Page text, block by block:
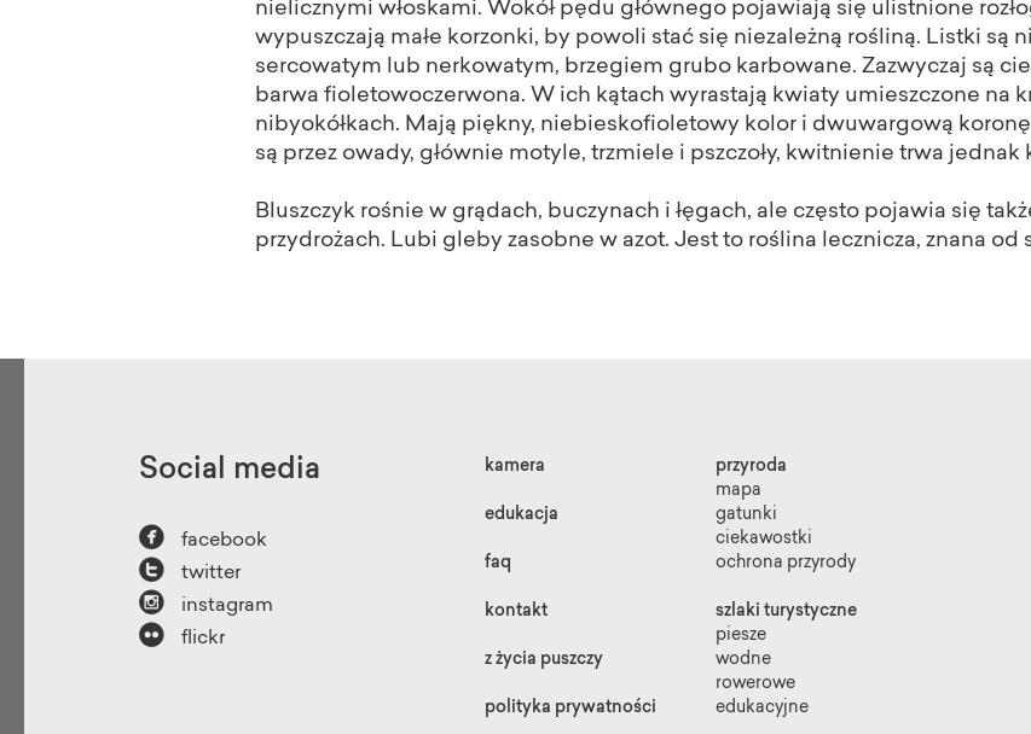
nielicznymi włoskami. Wokół pędu głównego pojawiają się ulistnione
wypuszczają małe korzonki, by powoli stać się niezależną rośliną. Listki są
sercowatym lub nerkowatym, brzegiem grubo karbowane. Zazwyczaj są
barwa fioletowoczerwona. W ich kątach wyrastają kwiaty umieszczone na
nibyokółkach. Mają piękny, niebieskofioletowy kolor i dwuwargową
są przez owady, głównie motyle, trzmiele i pszczoły, kwitnienie trwa
Bluszczyk rośnie w grądach, buczynach i łęgach, ale często pojawia się
przydrożach. Lubi gleby zasobne w azot. Jest to roślina lecznicza, znana od
Social media
 facebook
 twitter
 instagram
 flickr
kamera
edukacja
faq
kontakt
z życia puszczy
polityka prywatności
przyroda
mapa
gatunki
ciekawostki
ochrona przyrody
szlaki turystyczne
piesze
wodne
rowerowe
edukacyjne